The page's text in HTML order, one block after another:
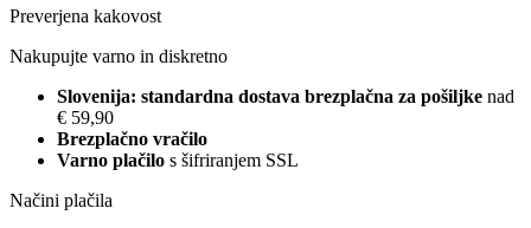
Preverjena kakovost
Nakupujte varno in diskretno
Slovenija: standardna dostava brezplačna za pošiljke nad
€ 59,90
Brezplačno vračilo
Varno plačilo s šifriranjem SSL
Načini plačila